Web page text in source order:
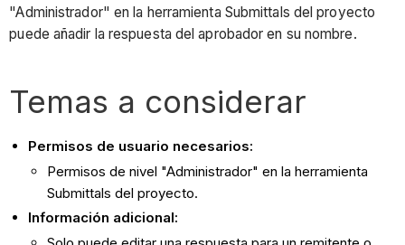
"Administrador" en la herramienta Submittals del proyecto
puede añadir la respuesta del aprobador en su nombre.
Temas a considerar
Permisos de usuario necesarios:
Permisos de nivel "Administrador" en la herramienta
Submittals del proyecto.
Información adicional: